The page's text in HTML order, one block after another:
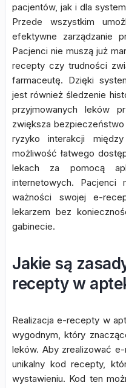
pacjentów, jak i dla
Przede wszystkim
efektywne zarządzanie
Pacjenci nie muszą już
recepty czy trudności
farmaceutę. Dzięki
jest również śledzenie
przyjmowanych leków
zwiększa
ryzyko interakcji
możliwość łatwego
lekach za pomocą
internetowych.
ważności swojej e-
lekarzem bez
gabinecie.
Jakie są
recepty w
Realizacja e-recepty w
wygodnym, który
leków. Aby zrealizować
unikalny kod recepty,
wystawieniu. Kod ten